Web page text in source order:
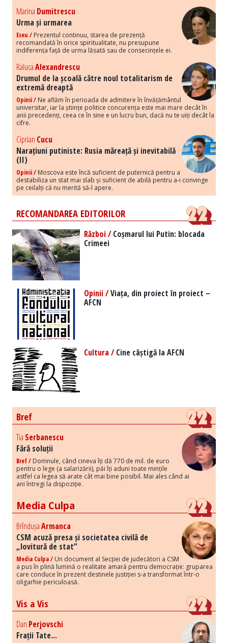
Marina Dumitrescu
Urma și urmarea
Eseu / Prezentul continuu, starea de prezență
recomandată în orice spiritualitate, nu presupune
indiferența față de urma lăsată sau de consecințele ei.
RalucaAlexandrescu
Drumul de la școală către noul totalitarism de
extremă dreaptă
Opinii / Ne aflăm în perioada de admitere în învățământul
universitar, iar la științe politice concurența este mai mare decât în
anii precedenți, ceea ce în sine e un lucru bun, dacă nu te uiți decât la
cifre.
Ciprian Cucu
Narațiuni putiniste: Rusia măreață și inevitabilă
(II)
Opinii / Moscova este încă suficient de puternică pentru a
destabiliza un stat mai slab și suficient de abilă pentru a-i convinge
pe ceilalți că nu merită să-l apere.
RECOMANDAREA EDITORILOR
Război /Coșmarul lui Putin: blocada
Crimeei
Opinii /Viața, din proiect în proiect –
AFCN
Cultura /Cine câștigă la AFCN
Bref
Tia Serbanescu
Fără soluții
Bref / Domnule, când cineva îți dă 770 de mil. de euro
pentru o lege (a salarizării), păi îți aduni toate mințile
astfel ca legea să arate cât mai bine posibil. Mai ales când ai
ani întregi la dispoziție.
Media Culpa
BrîndușaArmanca
CSM acuză presa și societatea civilă de
„lovitură de stat”
Media Culpa / Un document al Secției de judecători a CSM
a pus în plină lumină o realitate amară pentru democrație: gruparea
care conduce în prezent destinele justiției s-a transformat într-o
oligarhie periculoasă.
Vis a Vis
Dan Perjovschi
Frații Tate...